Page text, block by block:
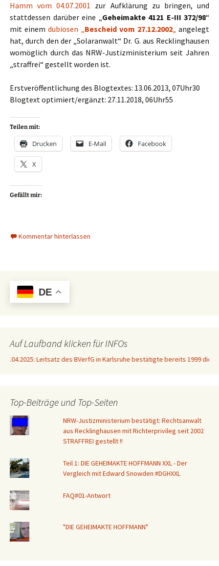
Hamm vom 04.07.2001 zur Aufklärung zu bringen, und
stattdessen darüber eine „Geheimakte 4121 E-III 372/98“
mit einemdubiosen „Bescheid vom 27.12.2002„ angelegt
hat, durch den der „Solaranwalt“ Dr. G. aus Recklinghausen
womöglich durch das NRW-Justizministerium seit Jahren
„straffrei“ gestellt worden ist.
Erstveröffentlichung des Blogtextes: 13.06.2013, 07Uhr30
Blogtext optimiert/ergänzt: 27.11.2018, 06Uhr55
Teilen mit:
Drucken E-Mail Facebook
X
Gefällt mir:
Kommentar hinterlassen
DE
Auf Laufband klicken für INFOs
des BVerfG in Karlsruhe bestätigte bereits 1999 die Unvereinbarkeit
Top-Beiträge und Top-Seiten
NRW-Justizministerium bestätigt: Rechtsanwalt
aus Recklinghausen mit Richterprivileg seit 2002
STRAFFREI gestellt !!
Teil 1: DIE GEHEIMAKTE HOFFMANN XXL - Der
Vergleich mit Edward Snowden #DGHXXL
FAQ#01-Antwort
"DIE GEHEIMAKTE HOFFMANN"